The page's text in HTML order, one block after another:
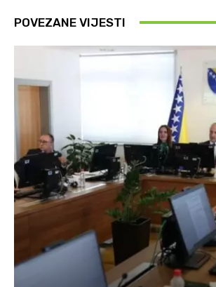
POVEZANE VIJESTI